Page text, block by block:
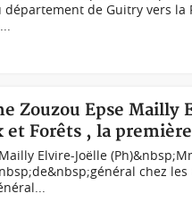
de Guitry vers la
Zouzou Epse Mailly
et Forêts , la
Elvire-Joëlle
chez les